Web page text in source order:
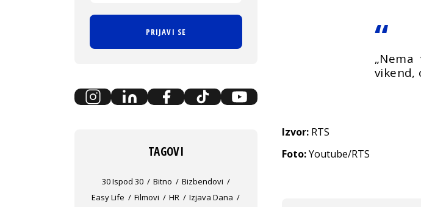
vikend,
Izvor: RTS
Foto:Youtube/RTS
PRIJAVI SE
TAGOVI
30 Ispod 30 Bitno
Bizbendovi
Easy Life
Filmovi HR
Izjava Dana